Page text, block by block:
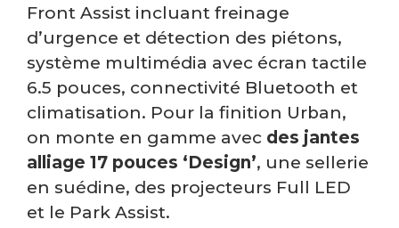
Front Assist incluant freinage
d’urgence et détection des piétons,
système multimédia avec écran tactile
6.5 pouces, connectivité Bluetooth et
climatisation. Pour la finition Urban,
on monte en gamme avec des jantes
alliage 17 pouces ‘Design’, une sellerie
en suédine, des projecteurs Full LED
et le Park Assist.